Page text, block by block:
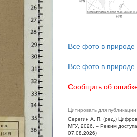
Все фото в природе
Все фото в природе
Сообщить об
Цитировать для
Серегин А. П. (ред.)
МГУ, 2026. – Режим
07.08.2026)